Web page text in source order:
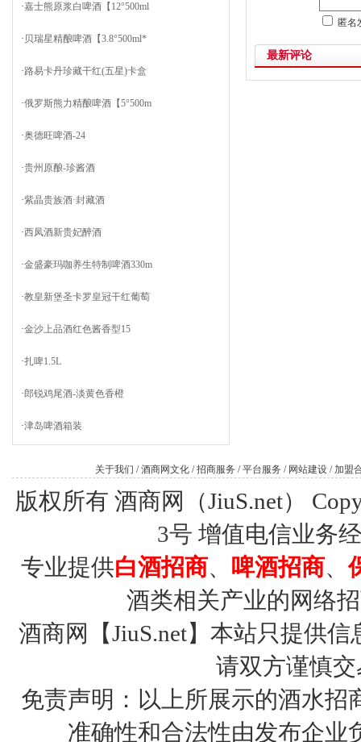
·嘉士熊原浆白啤酒【12°500ml
· 贝瑞星精酿啤酒【3.8°500ml*
·路易卡丹珍藏干红(五星)卡盒
·俄罗斯熊力精酿啤酒【5°500m
·奥德旺啤酒-24
·贵州原酿-珍酱酒
·紫晶贵族酒·封藏酒
·西凤酒新贵妃醉酒
·金盛豪玛咖养生特制啤酒330m
·教皇新堡圣卡罗皇冠干红葡萄
·金沙上品酒红色酱香型15
·扎啤1.5L
·郎锐鸡尾酒-淡黄色香橙
·津岛啤酒箱装
匿
最新评论
关于我们 /酒商网文化 /招商服务 /平台服务 / 网站建设 /加盟
版权所有 酒商网（JiuS.net）
3号 增值电信业务
专业提供白酒招商、 啤酒招商、
酒类相关产业的网络
酒商网【JiuS.net】本站只提供
请双方谨慎
免责声明：以上所展示的酒水
准确性和合法性由发布企业